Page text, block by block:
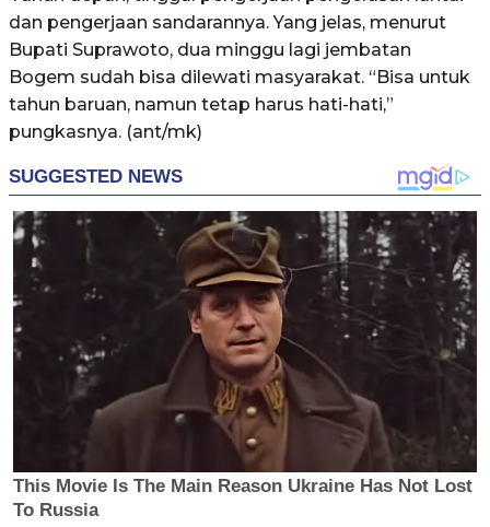
dan pengerjaan sandarannya. Yang jelas, menurut
Bupati Suprawoto, dua minggu lagi jembatan
Bogem sudah bisa dilewati masyarakat. “Bisa untuk
tahun baruan, namun tetap harus hati-hati,”
pungkasnya. (ant/mk)